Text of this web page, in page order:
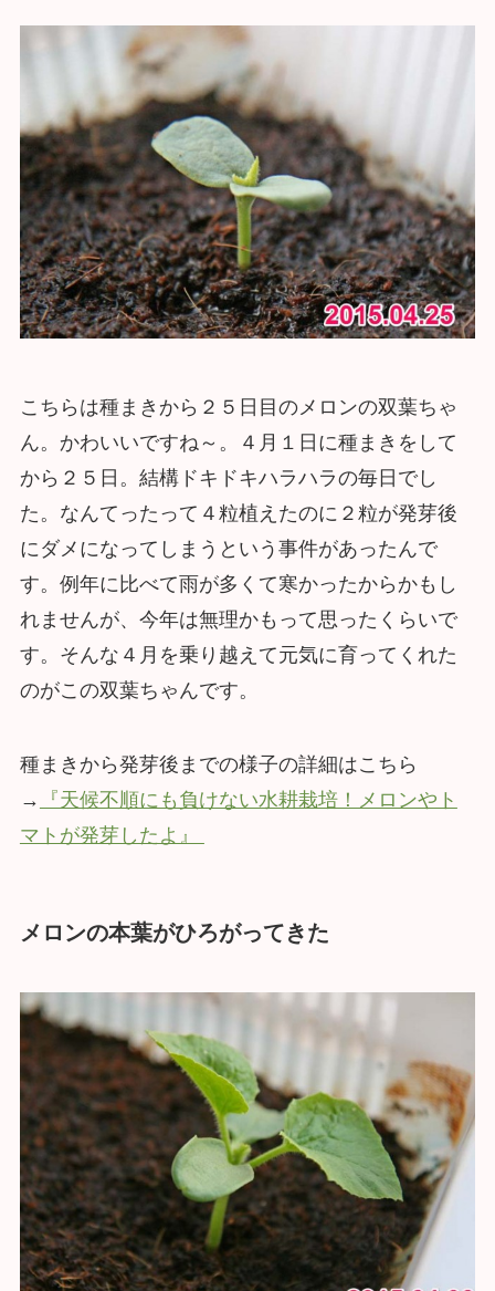
こちらは種まきから２５日目のメロンの双葉ちゃ
ん。かわいいですね～。４月１日に種まきをして
から２５日。結構ドキドキハラハラの毎日でし
た。なんてったって４粒植えたのに２粒が発芽後
にダメになってしまうという事件があったんで
す。例年に比べて雨が多くて寒かったからかもし
れませんが、今年は無理かもって思ったくらいで
す。そんな４月を乗り越えて元気に育ってくれた
のがこの双葉ちゃんです。
種まきから発芽後までの様子の詳細はこちら
→
『天候不順にも負けない水耕栽培！メロンやト
マトが発芽したよ』
メロンの本葉がひろがってきた